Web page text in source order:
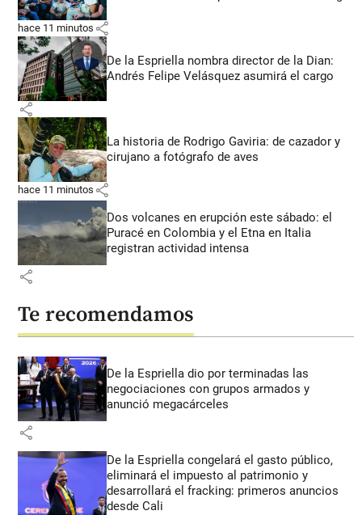
hace 11 minutos share
De la Espriella nombra director de la Dian:
Andrés Felipe Velásquez asumirá el cargo
share
La historia de Rodrigo Gaviria: de cazador y
cirujano a fotógrafo de aves
hace 11 minutos share
Dos volcanes en erupción este sábado: el
Puracé en Colombia y el Etna en Italia
registran actividad intensa
share
Te recomendamos
De la Espriella dio por terminadas las
negociaciones con grupos armados y
anunció megacárceles
share
De la Espriella congelará el gasto público,
eliminará el impuesto al patrimonio y
desarrollará el fracking: primeros anuncios
desde Cali